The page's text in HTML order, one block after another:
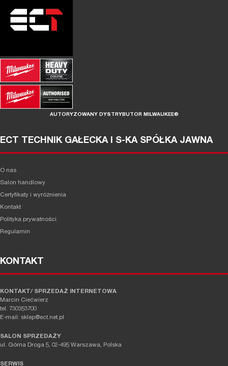
AUTORYZOWANY DYSTRYBUTOR MILWAUKEE®
ECT TECHNIK GAŁECKA I S-KA SPÓŁKA JAWNA
O nas
Salon handlowy
Certyfikaty i wyróżnienia
Kontakt
Polityka prywatności
Regulamin
KONTAKT
KONTAKT/ SPRZEDAŻ INTERNETOWA
Marcin Ciećwierz
tel. 730353700
E-mail: sklep@ect.net.pl
SALON SPRZEDAŻY
ul. Górna Droga 5, 02-495 Warszawa, Polska
SERWIS